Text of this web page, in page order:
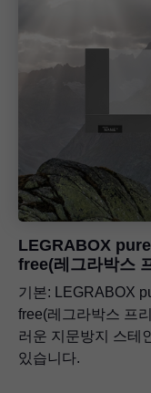
LEGRABOX
free(레그라박스
기본: LEGRABOX
free(레그라박스 프
러운 지문방지 스테
있습니다.